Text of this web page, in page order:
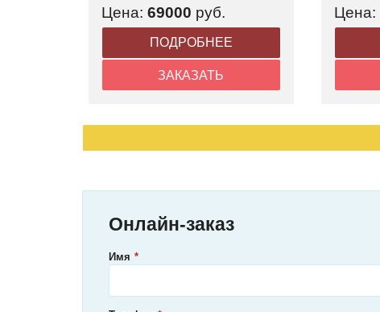
Цена: 69000 руб.
ПОДРОБНЕЕ
ЗАКАЗАТЬ
Цена:
Онлайн-заказ
Имя